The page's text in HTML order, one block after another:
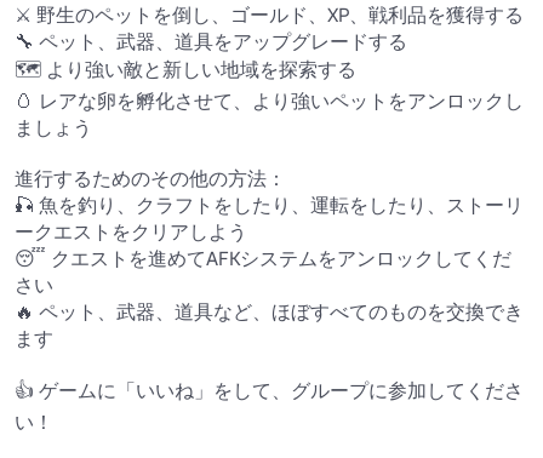
⚔️ 野生のペットを倒し、ゴールド、XP、戦利品を獲得する
🔧 ペット、武器、道具をアップグレードする
🗺️ より強い敵と新しい地域を探索する
🥚 レアな卵を孵化させて、より強いペットをアンロックし
ましょう
進行するためのその他の方法：
🎣 魚を釣り、クラフトをしたり、運転をしたり、ストーリ
ークエストをクリアしよう
😴 クエストを進めてAFKシステムをアンロックしてくだ
さい
🔥 ペット、武器、道具など、ほぼすべてのものを交換でき
ます
👍 ゲームに「いいね」をして、グループに参加してくださ
い！